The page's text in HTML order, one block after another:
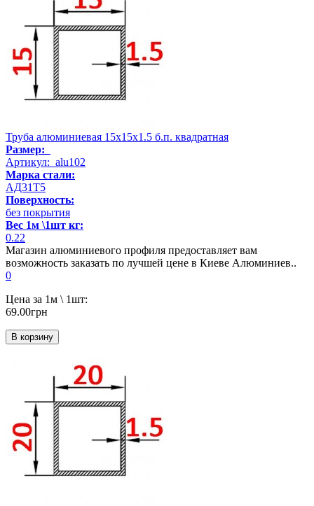
Труба алюминиевая 15х15х1.5 б.п. квадратная
Размер:
Артикул: alu102
Марка стали:
АД31Т5
Поверхность:
без покрытия
Вес 1м \1шт кг:
0.22
Магазин алюминиевого профиля предоставляет вам
возможность заказать по лучшей цене в Киеве Алюминиев..
0
Цена за 1м \ 1шт:
69.00грн
В корзину